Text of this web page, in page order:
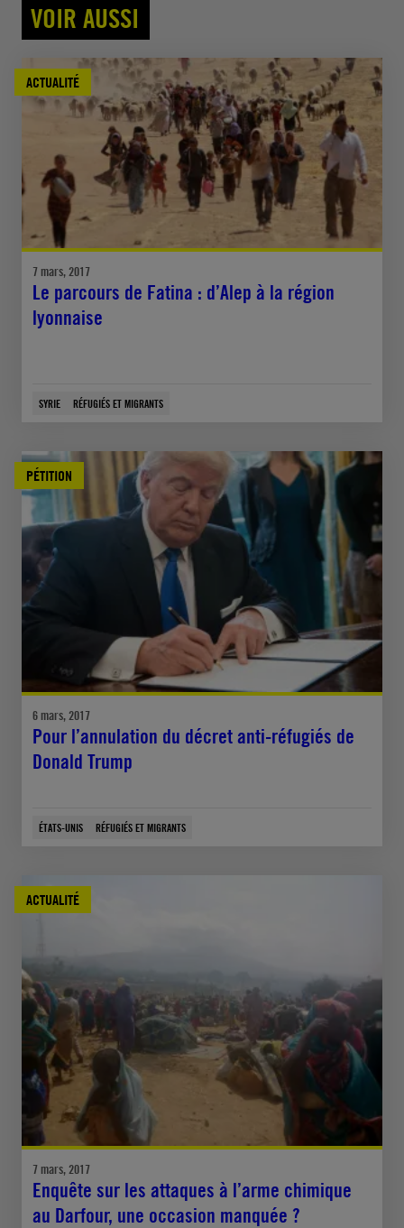
VOIR AUSSI
ACTUALITÉ
7 mars, 2017
Le parcours de Fatina : d’Alep à la région
lyonnaise
SYRIE RÉFUGIÉS ET MIGRANTS
PÉTITION
6 mars, 2017
Pour l’annulation du décret anti-réfugiés de
Donald Trump
ÉTATS-UNIS RÉFUGIÉS ET MIGRANTS
ACTUALITÉ
7 mars, 2017
Enquête sur les attaques à l’arme chimique
au Darfour, une occasion manquée ?